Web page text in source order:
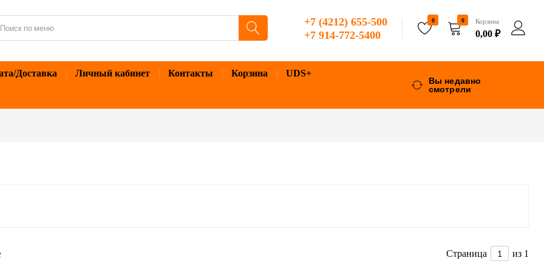
+7 (4212) 655-500
+7 914-772-5400
0 0 Корзина
0,00 ₽
Доставка Личный кабинет Контакты Корзина UDS+
Вы недавно
смотрели
Страница из 1